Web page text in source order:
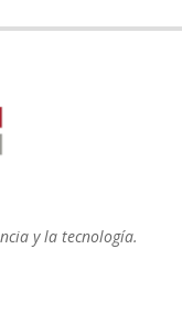
y la tecnología.